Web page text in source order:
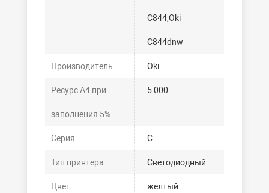
C844,Oki
C844dnw
Производитель Oki
Ресурс А4 при
заполнения 5%
5 000
Серия C
Тип принтера Светодиодный
Цвет желтый